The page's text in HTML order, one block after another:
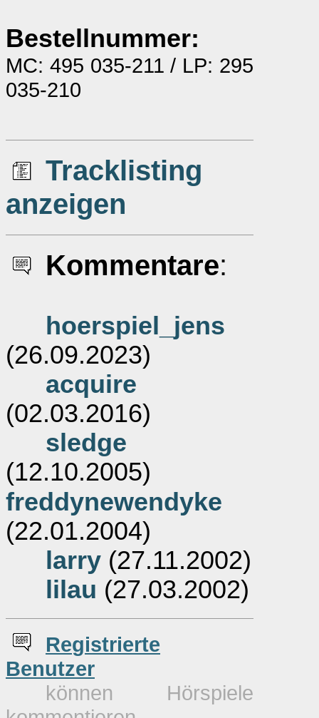
Bestellnummer:
MC: 495 035-211 / LP: 295
035-210
Tracklisting
anzeigen
Kommentare:
hoerspiel_jens
(26.09.2023)
acquire
(02.03.2016)
sledge
(12.10.2005)
freddynewendyke
(22.01.2004)
larry (27.11.2002)
lilau (27.03.2002)
Registrierte
Benutzer
können Hörspiele